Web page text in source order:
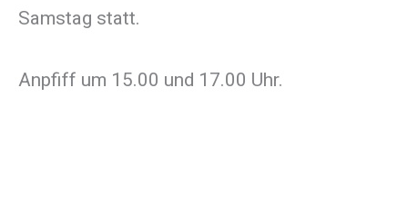
Samstag statt.
Anpfiff um 15.00 und 17.00 Uhr.